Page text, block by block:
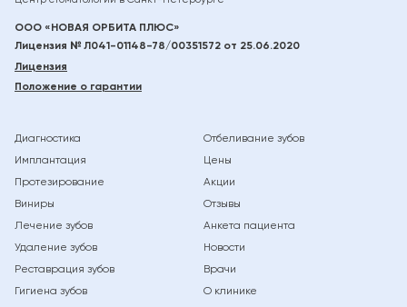
ООО «НОВАЯ ОРБИТА ПЛЮС»
Лицензия № Л041-01148-78/00351572 от 25.06.2020
Лицензия
Положение о гарантии
Диагностика
Имплантация
Протезирование
Виниры
Лечение зубов
Удаление зубов
Реставрация зубов
Гигиена зубов
Отбеливание зубов
Цены
Акции
Отзывы
Анкета пациента
Новости
Врачи
О клинике